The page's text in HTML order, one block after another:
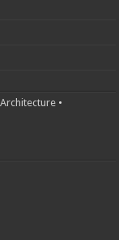
Architecture •